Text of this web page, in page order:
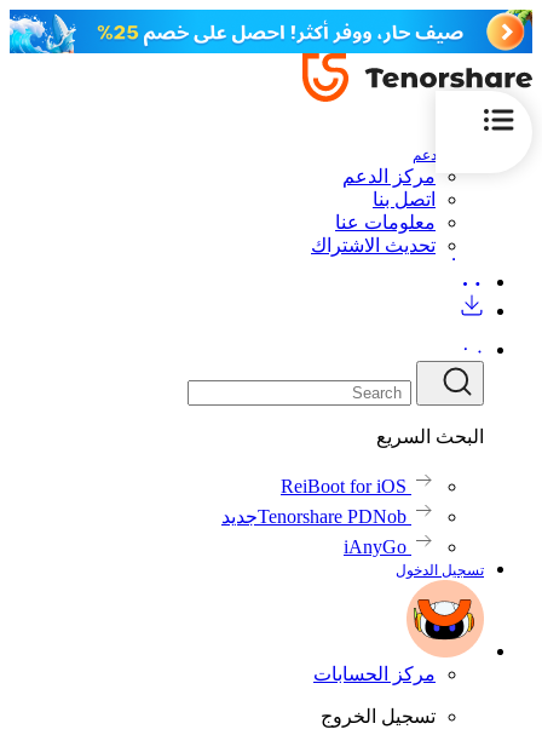
الدعم
مركز الدعم
اتصل بنا
معلومات عنا
تحديث الاشتراك
البحث السريع
ReiBoot for iOS
Tenorshare PDNobجديد
iAnyGo
تسجيل الدخول
مركز الحسابات
تسجيل الخروج